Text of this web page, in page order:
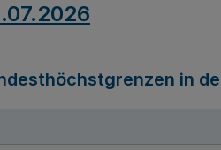
in